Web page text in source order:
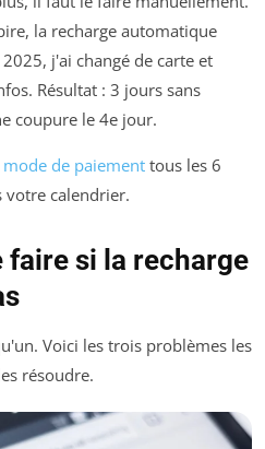
la recharge automatique
j'ai changé de carte et
Résultat : 3 jours sans
coupure le 4e jour.
mode de paiement tous les 6
votre calendrier.
faire si la recharge
Voici les trois problèmes les
résoudre.